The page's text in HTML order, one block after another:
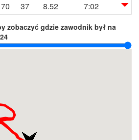
37 8.52 7:02
zobaczyć gdzie zawodnik był na